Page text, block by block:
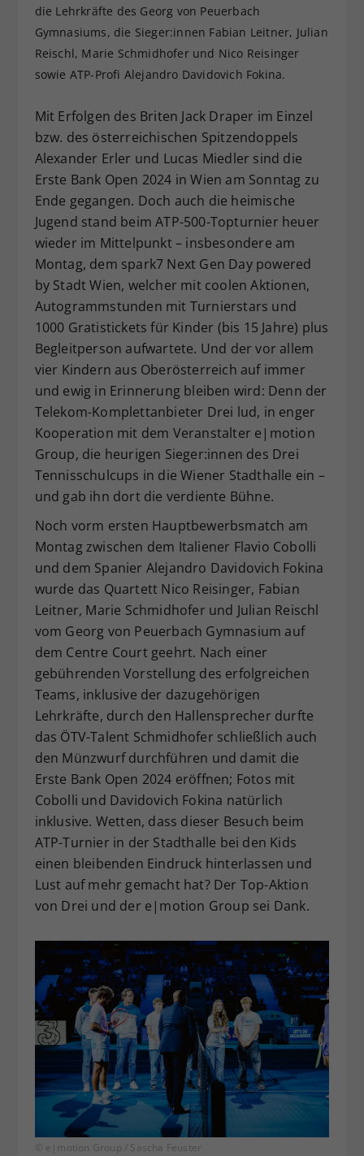
die Lehrkräfte des Georg von Peuerbach
Gymnasiums, die Sieger:innen Fabian Leitner, Julian
Reischl, Marie Schmidhofer und Nico Reisinger
sowie ATP-Profi Alejandro Davidovich Fokina.
Mit Erfolgen des Briten Jack Draper im Einzel
bzw. des österreichischen Spitzendoppels
Alexander Erler und Lucas Miedler sind die
Erste Bank Open 2024 in Wien am Sonntag zu
Ende gegangen. Doch auch die heimische
Jugend stand beim ATP-500-Topturnier heuer
wieder im Mittelpunkt – insbesondere am
Montag, dem spark7 Next Gen Day powered
by Stadt Wien, welcher mit coolen Aktionen,
Autogrammstunden mit Turnierstars und
1000 Gratistickets für Kinder (bis 15 Jahre) plus
Begleitperson aufwartete. Und der vor allem
vier Kindern aus Oberösterreich auf immer
und ewig in Erinnerung bleiben wird: Denn der
Telekom-Komplettanbieter Drei lud, in enger
Kooperation mit dem Veranstalter e|motion
Group, die heurigen Sieger:innen des Drei
Tennisschulcups in die Wiener Stadthalle ein –
und gab ihn dort die verdiente Bühne.
Noch vorm ersten Hauptbewerbsmatch am
Montag zwischen dem Italiener Flavio Cobolli
und dem Spanier Alejandro Davidovich Fokina
wurde das Quartett Nico Reisinger, Fabian
Leitner, Marie Schmidhofer und Julian Reischl
vom Georg von Peuerbach Gymnasium auf
dem Centre Court geehrt. Nach einer
gebührenden Vorstellung des erfolgreichen
Teams, inklusive der dazugehörigen
Lehrkräfte, durch den Hallensprecher durfte
das ÖTV-Talent Schmidhofer schließlich auch
den Münzwurf durchführen und damit die
Erste Bank Open 2024 eröffnen; Fotos mit
Cobolli und Davidovich Fokina natürlich
inklusive. Wetten, dass dieser Besuch beim
ATP-Turnier in der Stadthalle bei den Kids
einen bleibenden Eindruck hinterlassen und
Lust auf mehr gemacht hat? Der Top-Aktion
von Drei und der e|motion Group sei Dank.
© e|motion Group / Sascha Feuster
Zweck
Dieser Wert speichert Ihre Consent-
Einstellungen. Unter anderem eine
zufällig generierte ID, für die
historische Speicherung Ihrer
Webseiten-Betreiber dies eingestellt